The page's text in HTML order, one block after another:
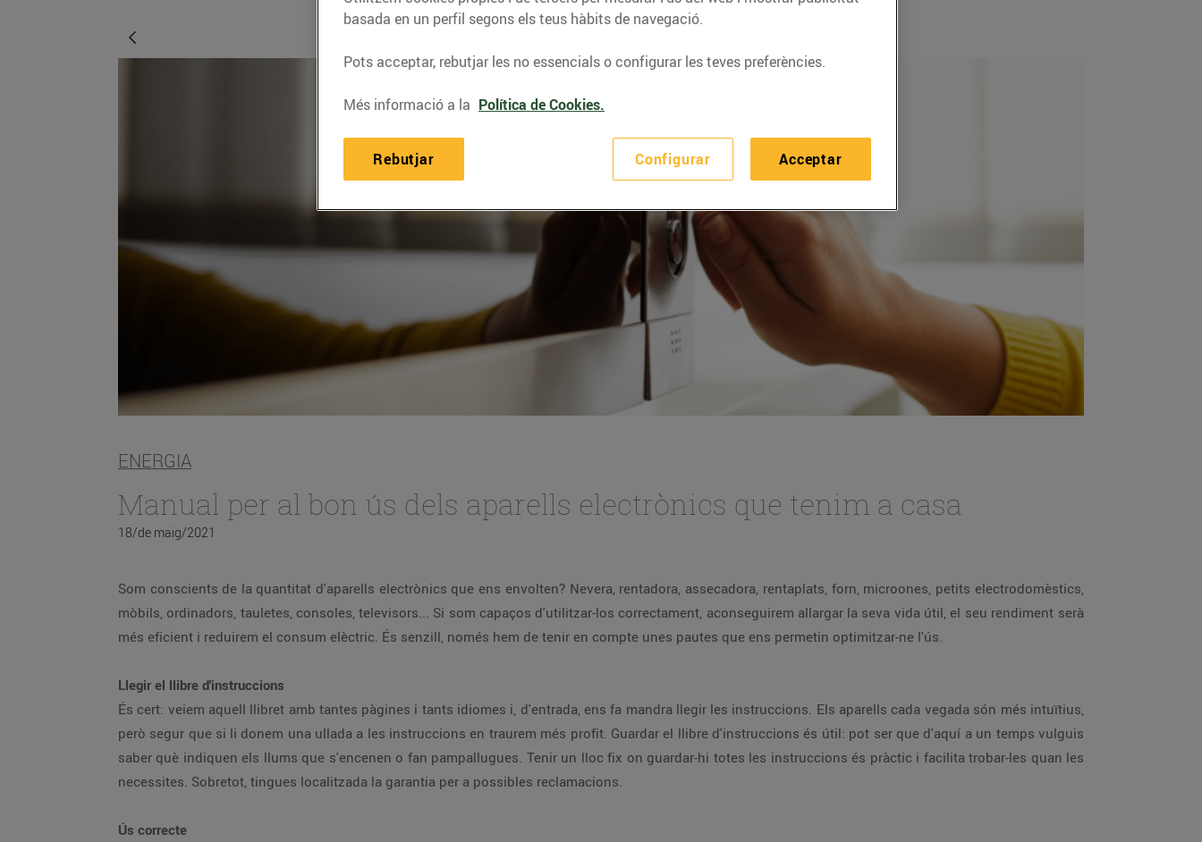
ENERGIA
Manual per al bon ús dels aparells electrònics que tenim a casa
18/de maig/2021
Som conscients de la quantitat d'aparells electrònics que ens envolten? Nevera, rentadora, assecadora, rentaplats, forn, microones, petits electrodomèstics,
mòbils, ordinadors, tauletes, consoles, televisors... Si som capaços d'utilitzar-los correctament, aconseguirem allargar la seva vida útil, el seu rendiment serà
més eficient i reduirem el consum elèctric. És senzill, només hem de tenir en compte unes pautes que ens permetin optimitzar-ne l'ús.
Llegir el llibre d'instruccions
És cert: veiem aquell llibret amb tantes pàgines i tants idiomes i, d'entrada, ens fa mandra llegir les instruccions. Els aparells cada vegada són més intuïtius,
però segur que si li donem una ullada a les instruccions en traurem més profit. Guardar el llibre d'instruccions és útil: pot ser que d'aquí a un temps vulguis
saber què indiquen els llums que s'encenen o fan pampallugues. Tenir un lloc fix on guardar-hi totes les instruccions és pràctic i facilita trobar-les quan les
necessites. Sobretot, tingues localitzada la garantia per a possibles reclamacions.
Ús correcte
basada en un perfil segons els teus hàbits de navegació.
Pots acceptar, rebutjar les no essencials o configurar les teves preferències.
Més informació a la Política de Cookies.
Configurar
Rebutjar Acceptar